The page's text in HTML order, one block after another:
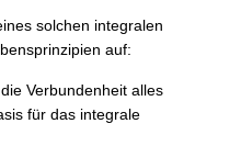
solchen integralen
auf:
Verbundenheit alles
für das integrale